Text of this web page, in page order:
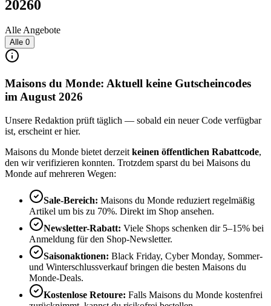
20260
Alle Angebote
Alle 0
Maisons du Monde: Aktuell keine Gutscheincodes
im August 2026
Unsere Redaktion prüft täglich — sobald ein neuer Code verfügbar
ist, erscheint er hier.
Maisons du Monde bietet derzeit keinen öffentlichen Rabattcode,
den wir verifizieren konnten. Trotzdem sparst du bei Maisons du
Monde auf mehreren Wegen:
Sale-Bereich: Maisons du Monde reduziert regelmäßig
Artikel um bis zu 70%. Direkt im Shop ansehen.
Newsletter-Rabatt: Viele Shops schenken dir 5–15% bei
Anmeldung für den Shop-Newsletter.
Saisonaktionen: Black Friday, Cyber Monday, Sommer-
und Winterschlussverkauf bringen die besten Maisons du
Monde-Deals.
Kostenlose Retoure: Falls Maisons du Monde kostenfrei